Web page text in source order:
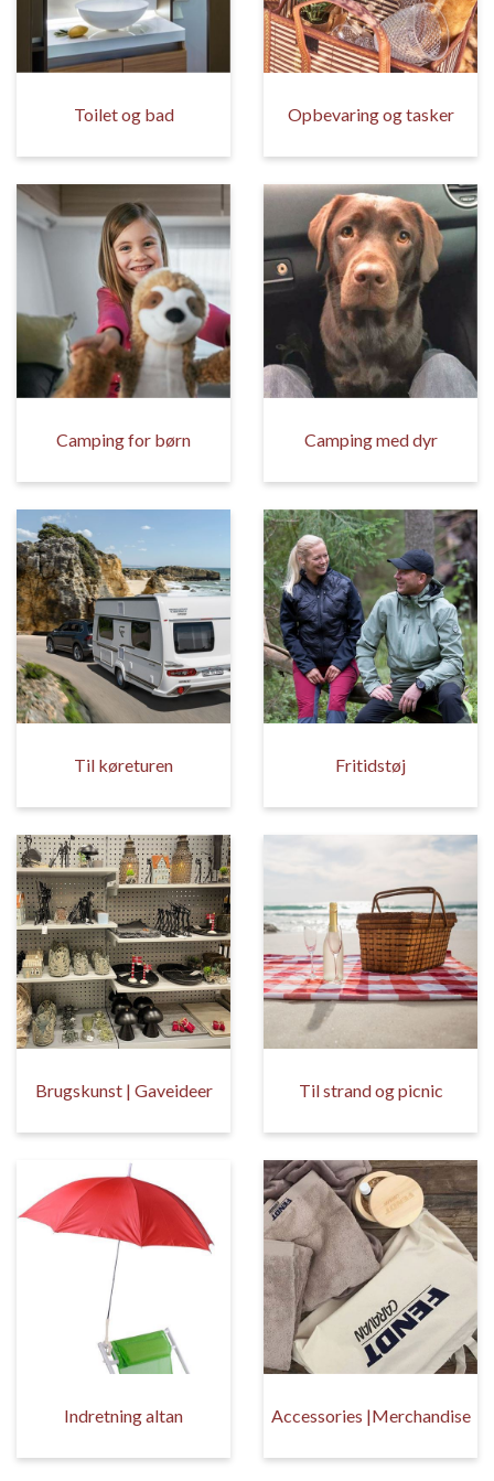
Toilet og bad Opbevaring og tasker
Camping for børn Camping med dyr
Til køreturen Fritidstøj
Brugskunst | Gaveideer Til strand og picnic
Indretning altan Accessories |Merchandise